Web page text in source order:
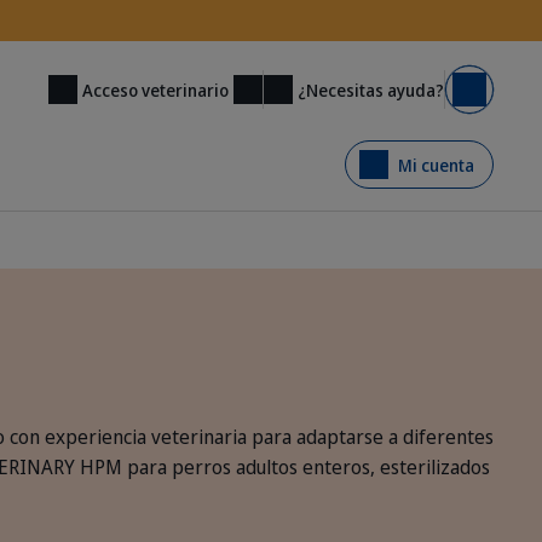
Acceso veterinario ¿Necesitas ayuda? Carrito
Mi cuenta
experiencia veterinaria para adaptarse a diferentes
HPM para perros adultos enteros, esterilizados